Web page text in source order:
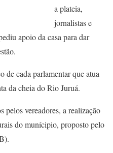
a plateia,
jornalistas e
apoio da casa para dar
de cada parlamentar que atua
da cheia do Rio Juruá.
pelos vereadores, a realização
do munícipio, proposto pelo